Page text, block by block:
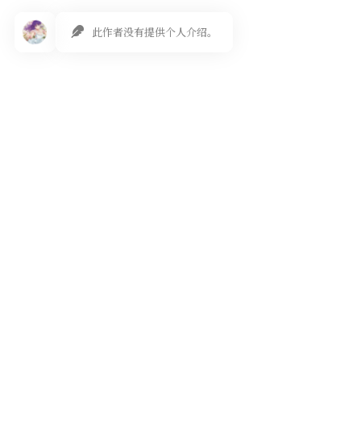
此作者没有提供个人介绍。